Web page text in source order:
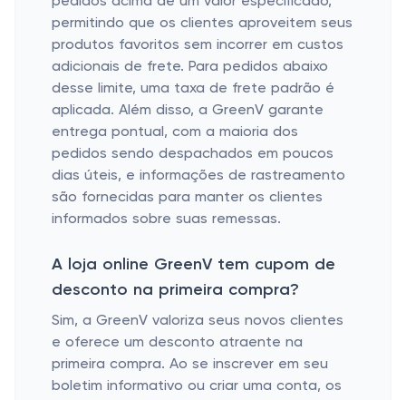
permitindo que os clientes aproveitem seus
produtos favoritos sem incorrer em custos
adicionais de frete. Para pedidos abaixo
desse limite, uma taxa de frete padrão é
aplicada. Além disso, a GreenV garante
entrega pontual, com a maioria dos
pedidos sendo despachados em poucos
dias úteis, e informações de rastreamento
são fornecidas para manter os clientes
informados sobre suas remessas.
A loja online GreenV tem cupom de
desconto na primeira compra?
Sim, a GreenV valoriza seus novos clientes
e oferece um desconto atraente na
primeira compra. Ao se inscrever em seu
boletim informativo ou criar uma conta, os